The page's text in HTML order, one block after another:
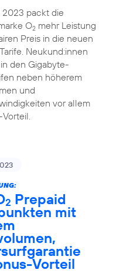
2023 packt die
O2mehr Leistung
Preis in die neuen
Neukund:innen
den Gigabyte-
neben höherem
und
vor allem
2 Prepaid
mit
Vorteil